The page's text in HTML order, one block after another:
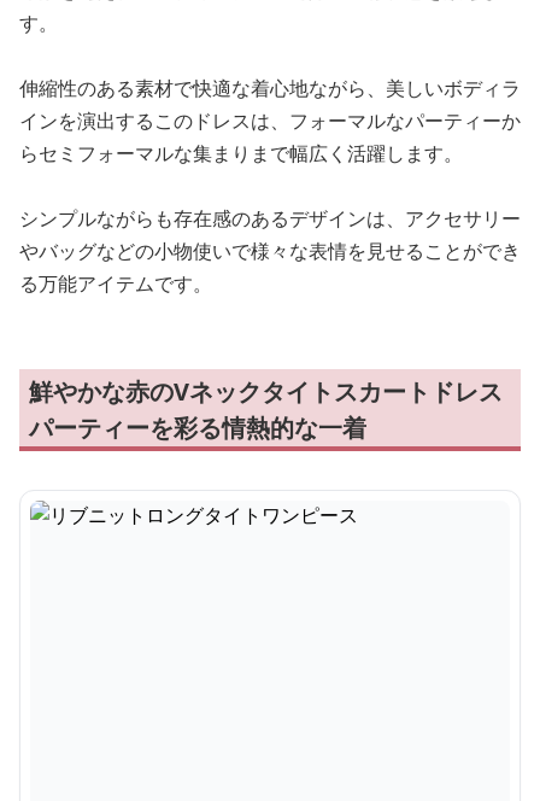
す。
伸縮性のある素材で快適な着心地ながら、美しいボディラ
インを演出するこのドレスは、フォーマルなパーティーか
らセミフォーマルな集まりまで幅広く活躍します。
シンプルながらも存在感のあるデザインは、アクセサリー
やバッグなどの小物使いで様々な表情を見せることができ
る万能アイテムです。
鮮やかな赤のVネックタイトスカートドレス
パーティーを彩る情熱的な一着